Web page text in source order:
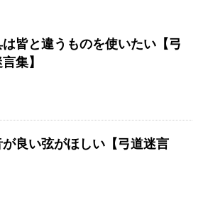
は皆と違うものを使いたい【弓
集】
が良い弦がほしい【弓道迷言